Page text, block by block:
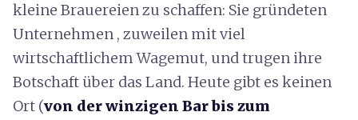
kleine Brauereien zu schaffen: Sie gründeten
Unternehmen , zuweilen mit viel
wirtschaftlichem Wagemut, und trugen ihre
Botschaft über das Land. Heute gibt es keinen
Ort (von der winzigen Bar bis zum